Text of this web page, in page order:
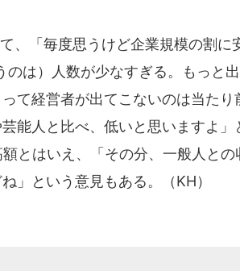
、「毎度思うけど企業規模の割に
は）人数が少なすぎる。もっと
て経営者が出てこないのは当たり
能人と比べ、低いと思いますよ」
とはいえ、「その分、一般人との
」という意見もある。（KH）